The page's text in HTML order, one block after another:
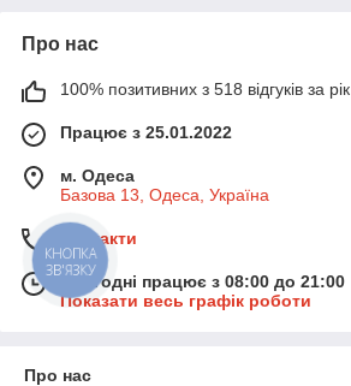
Про нас
100% позитивних з 518 відгуків за рік
Працює з 25.01.2022
м. Одеса
Базова 13, Одеса, Україна
Контакти
Сьогодні працює з 08:00 до 21:00
Показати весь графік роботи
Про нас
КНОПКА
ЗВ'ЯЗКУ